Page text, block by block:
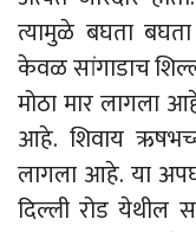
त्यामुळे बघता
केवळ सांगाडाच
मोठा मार लागला
आहे. शिवाय
लागला आहे. या
दिल्ली रोड येथील